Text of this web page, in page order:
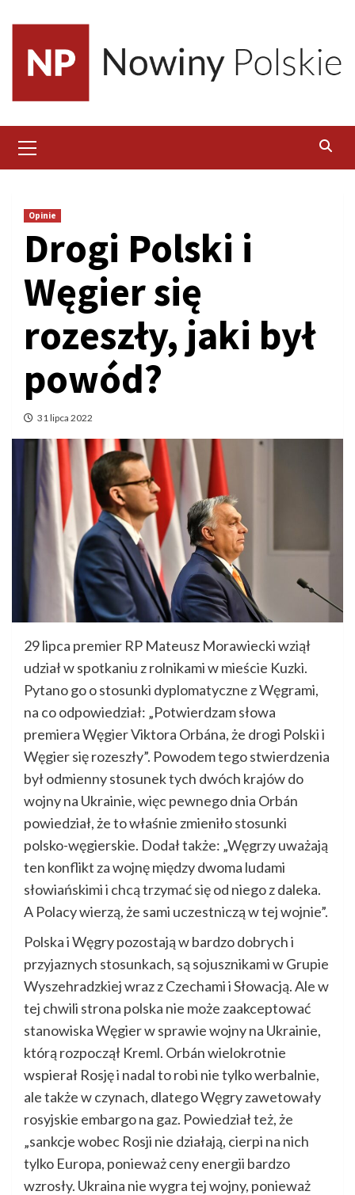
content
Menu
Opinie
Drogi Polski i
Węgier się
rozeszły, jaki był
powód?
31 lipca 2022
29 lipca premier RP Mateusz Morawiecki wziął
udział w spotkaniu z rolnikami w mieście Kuzki.
Pytano go o stosunki dyplomatyczne z Węgrami,
na co odpowiedział: „Potwierdzam słowa
premiera Węgier Viktora Orbána, że ​​drogi Polski i
Węgier się rozeszły”. Powodem tego stwierdzenia
był odmienny stosunek tych dwóch krajów do
wojny na Ukrainie, więc pewnego dnia Orbán
powiedział, że to właśnie zmieniło stosunki
polsko-węgierskie. Dodał także: „Węgrzy uważają
ten konflikt za wojnę między dwoma ludami
słowiańskimi i chcą trzymać się od niego z daleka.
A Polacy wierzą, że sami uczestniczą w tej wojnie”.
Polska i Węgry pozostają w bardzo dobrych i
przyjaznych stosunkach, są sojusznikami w Grupie
Wyszehradzkiej wraz z Czechami i Słowacją. Ale w
tej chwili strona polska nie może zaakceptować
stanowiska Węgier w sprawie wojny na Ukrainie,
którą rozpoczął Kreml. Orbán wielokrotnie
wspierał Rosję i nadal to robi nie tylko werbalnie,
ale także w czynach, dlatego Węgry zawetowały
rosyjskie embargo na gaz. Powiedział też, że
„sankcje wobec Rosji nie działają, cierpi na nich
tylko Europa, ponieważ ceny energii bardzo
wzrosły. Ukraina nie wygra tej wojny, ponieważ